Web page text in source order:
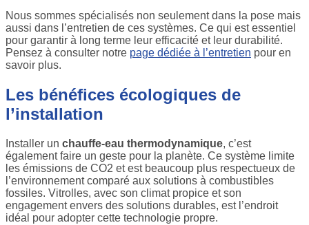
Nous sommes spécialisés non seulement dans la pose mais
aussi dans l’entretien de ces systèmes. Ce qui est essentiel
pour garantir à long terme leur efficacité et leur durabilité.
Pensez à consulter notre page dédiée à l’entretien pour en
savoir plus.
Les bénéfices écologiques de
l’installation
Installer un chauffe-eau thermodynamique, c’est
également faire un geste pour la planète. Ce système limite
les émissions de CO2 et est beaucoup plus respectueux de
l’environnement comparé aux solutions à combustibles
fossiles. Vitrolles, avec son climat propice et son
engagement envers des solutions durables, est l’endroit
idéal pour adopter cette technologie propre.